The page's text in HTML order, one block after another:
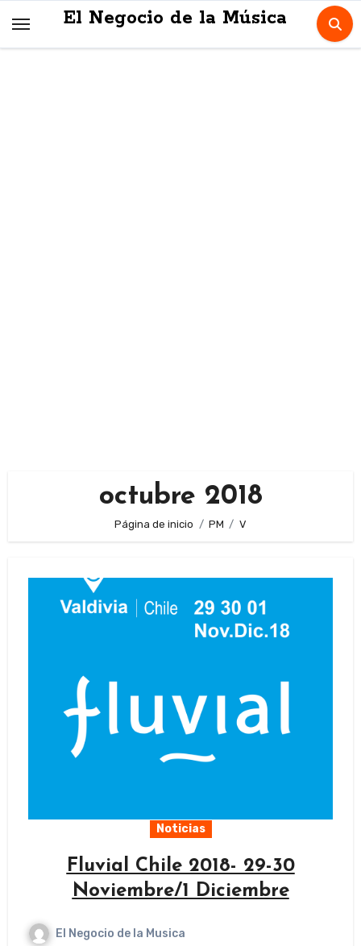
El Negocio de la Música
octubre 2018
Página de inicio PM V
Noticias
Fluvial Chile 2018- 29-30
Noviembre/1 Diciembre
El Negocio de la Musica